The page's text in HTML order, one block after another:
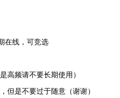
在线，可竞选
高频请不要长期使用）
但是不要过于随意（谢谢）